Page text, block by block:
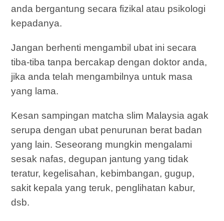
anda bergantung secara fizikal atau psikologi
kepadanya.
Jangan berhenti mengambil ubat ini secara
tiba-tiba tanpa bercakap dengan doktor anda,
jika anda telah mengambilnya untuk masa
yang lama.
Kesan sampingan matcha slim Malaysia agak
serupa dengan ubat penurunan berat badan
yang lain. Seseorang mungkin mengalami
sesak nafas, degupan jantung yang tidak
teratur, kegelisahan, kebimbangan, gugup,
sakit kepala yang teruk, penglihatan kabur,
dsb.